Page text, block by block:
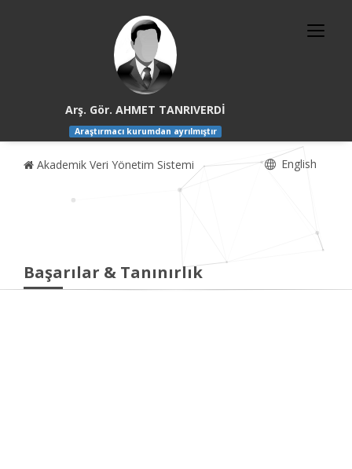
Arş. Gör. AHMET TANRIVERDİ
Araştırmacı kurumdan ayrılmıştır
Akademik Veri Yönetim Sistemi English
Başarılar & Tanınırlık